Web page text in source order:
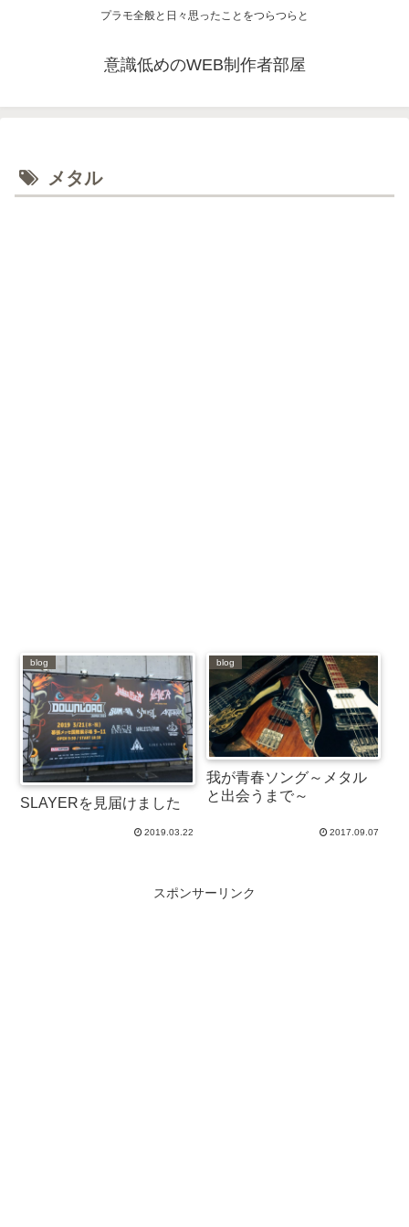
プラモ全般と日々思ったことをつらつらと
意識低めのWEB制作者部屋
メタル
blog
SLAYERを見届けました
2019.03.22
blog
我が青春ソング～メタル
と出会うまで～
2017.09.07
スポンサーリンク